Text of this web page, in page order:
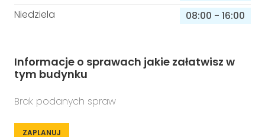
Niedziela
08:00 - 16:00
Informacje o sprawach jakie załatwisz w
tym budynku
Brak podanych spraw
ZAPLANUJ